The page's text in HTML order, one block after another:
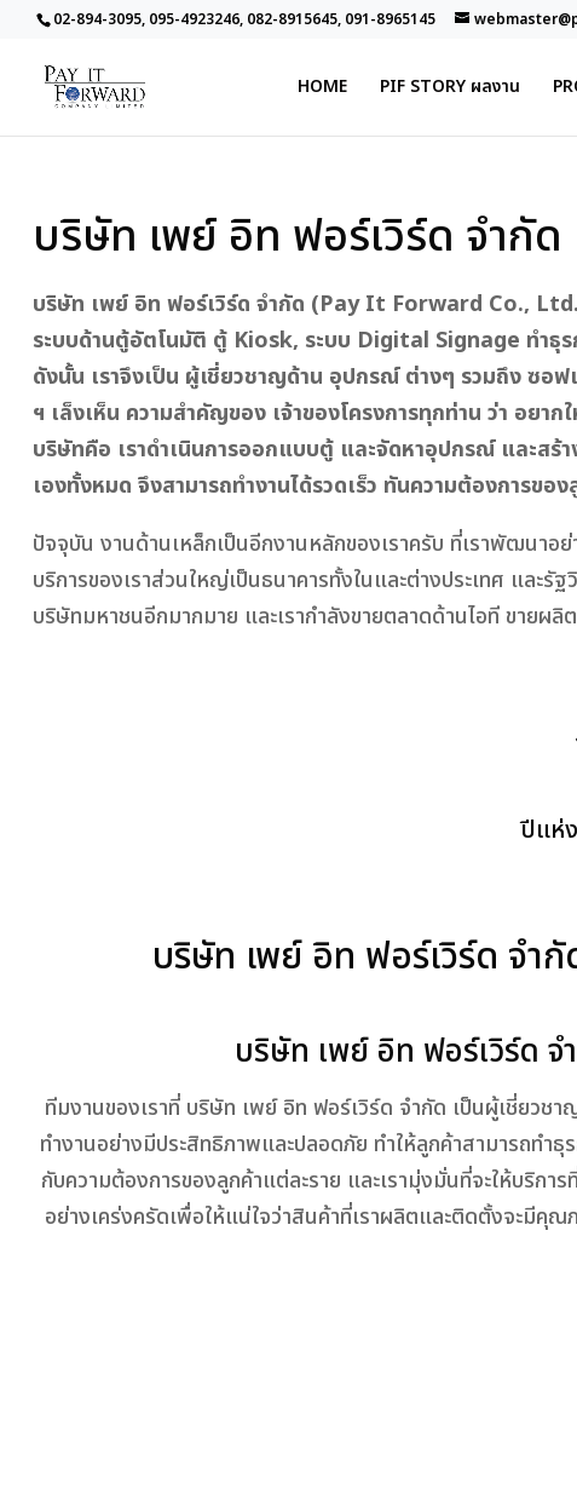
02-894-3095, 095-4923246, 082-8915645, 091-8965145
HOME PIF STORY ผลงาน
บริษัท เพย์ อิท ฟอร์เวิร์ด จำกัด
บริษัท เพย์ อิท ฟอร์เวิร์ด จำกัด (Pay It Forward Co.,
ระบบด้านตู้อัตโนมัติ ตู้ Kiosk, ระบบ Digital Signage ทำธุ
ดังนั้น เราจึงเป็น ผู้เชี่ยวชาญด้าน อุปกรณ์ ต่างๆ รวมถึง ซอฟ
ฯ เล็งเห็น ความสำคัญของ เจ้าของโครงการทุกท่าน ว่า อยา
บริษัทคือ เราดำเนินการออกแบบตู้ และจัดหาอุปกรณ์ และสร้
เองทั้งหมด จึงสามารถทำงานได้รวดเร็ว ทันความต้องการขอ
ปัจจุบัน งานด้านเหล็กเป็นอีกงานหลักของเราครับ ที่เราพัฒนาอ
บริการของเราส่วนใหญ่เป็นธนาคารทั้งในและต่างประเทศ และ
บริษัทมหาชนอีกมากมาย และเรากำลังขายตลาดด้านไอที ขายผ
ปีแห่
บริษัท เพย์ อิท ฟอร์เวิร์ด จำ
บริษัท เพย์ อิท ฟอร์เวิร์ด
ทีมงานของเราที่ บริษัท เพย์ อิท ฟอร์เวิร์ด จำกัด เป็นผู้เชี่ยว
ทำงานอย่างมีประสิทธิภาพและปลอดภัย ทำให้ลูกค้าสามารถทำ
กับความต้องการของลูกค้าแต่ละราย และเรามุ่งมั่นที่จะให้บริ
อย่างเคร่งครัดเพื่อให้แน่ใจว่าสินค้าที่เราผลิตและติดตั้งจะมีคุ